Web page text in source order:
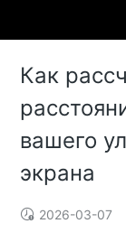
Как
вашего
экрана
2026-03-07